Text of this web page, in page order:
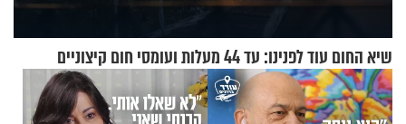
שיא החום עוד לפנינו: עד 44 מעלות ועומסי חום קיצוניים